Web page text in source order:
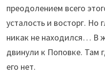
преодолением всего
усталость и восторг. Но
никак не находился… В
двинули к Поповке. Там
его нет.